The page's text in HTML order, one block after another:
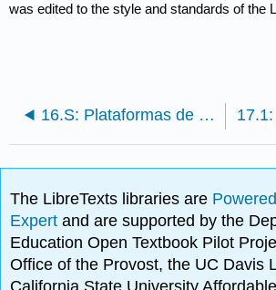
was edited to the style and standards of the
16.S: Plataformas de redes sociales (Resumen)
The LibreTexts libraries are
Expertand are supported by the
Education Open Textbook Pilot
Office of the Provost, the UC Davis